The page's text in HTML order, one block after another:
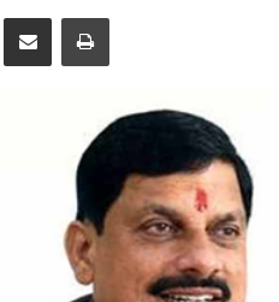
Share via Email Print